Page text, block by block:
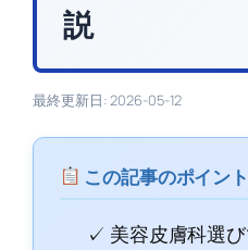
説
最終更新日: 2026-05-12
この記事のポイント
✓ 美容皮膚科選